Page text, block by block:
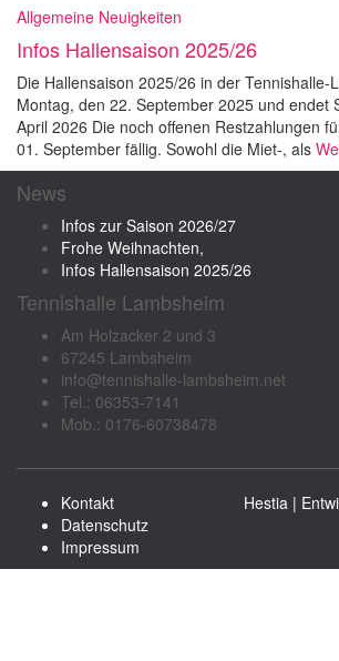
Allgemeine Neuigkeiten
Infos Hallensaison 2025/26
Die Hallensaison 2025/26 in der Tennishalle-
Montag, den 22. September 2025 und endet
April 2026 Die noch offenen Restzahlungen
01. September fällig. Sowohl die Miet-, als
News
Infos zur Saison 2026/27
Frohe Weihnachten,
Infos Hallensaison 2025/26
Tennishalle Lambsheim
Am Holzacker 2 und 3
67245 Lambsheim
info@tennishalle-lambsheim.net
Tel.: 06353-7141
Mob.: 0176-60738478
Kontakt
Datenschutz
Impressum
Hestia |